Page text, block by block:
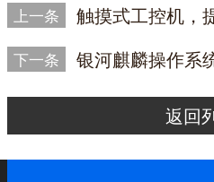
上一条
下一条
返回